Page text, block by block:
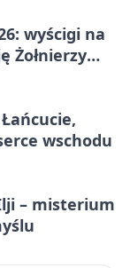
wyścigi na
Żołnierzy
wschodu
– misterium